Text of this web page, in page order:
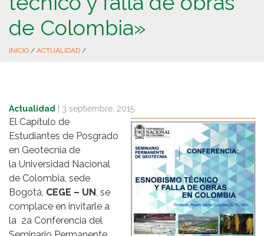
de Colombia»
INICIO / ACTUALIDAD /
Actualidad 3 septiembre, 2015
El Capítulo de
Estudiantes de Posgrado
en Geotecnia de
la Universidad Nacional
de Colombia, sede
Bogotá, CEGE – UN, se
complace en invitarle a
la 2a Conferencia del